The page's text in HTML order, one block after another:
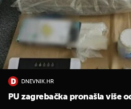
DNEVNIK.HR
PU zagrebačka pronašla više